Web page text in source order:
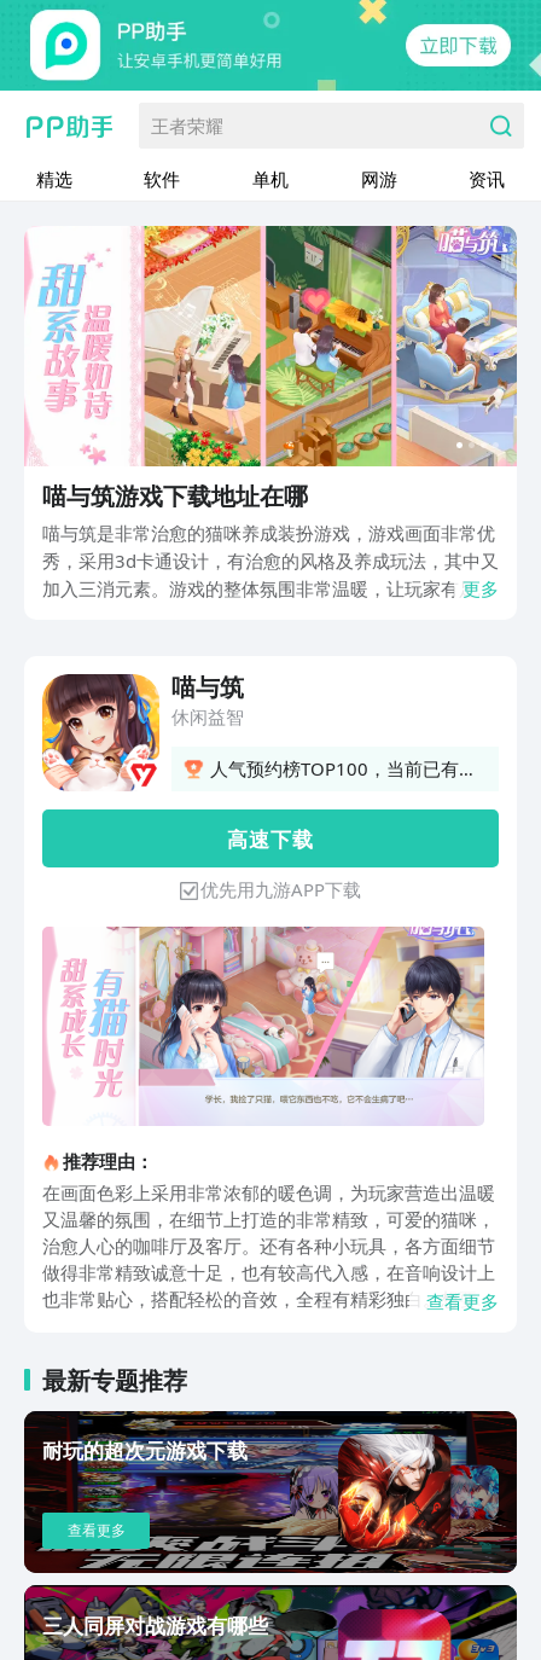
王者荣耀
精选 软件 单机 网游 资讯
喵与筑游戏下载地址在哪
喵与筑是非常治愈的猫咪养成装扮游戏，游戏画面非常优
秀，采用3d卡通设计，有治愈的风格及养成玩法，其中又
加入三消元素。游戏的整体氛围非常温暖，让玩家有足够
元素，玩家可根据相关任务推动故事发展，享受治愈又舒
适的画面及优化模式，接下来为大家分享下载链接。
更多
喵与筑
休闲益智
人气预约榜TOP100，当前已有
高 速 下 载
优先用九游APP下载
推荐理由：
在画面色彩上采用非常浓郁的暖色调，为玩家营造出温暖
又温馨的氛围，在细节上打造的非常精致，可爱的猫咪，
治愈人心的咖啡厅及客厅。还有各种小玩具，各方面细节
做得非常精致诚意十足，也有较高代入感，在音响设计上
也非常贴心，搭配轻松的音效，全程有精彩独白。想要感
功能，每次卖出去玩时，都可以拍照，还会给主人带回惊
喜及礼物。消除玩法，全面升级毛线球、玩具鼠，丰富多
彩的内容，每次通关时都有不同的感受，不同的挑战及体
验。上方关于喵与筑游戏下载地址在哪的相关内容就为大
家介绍到这里，当前治愈人心的猫咪游戏特别丰富，以上
推荐的这款案有着清新舒适的画风，可与可爱的猫咪互
动，还有主题装扮等多种模式，值得选择。
查看更多
最新专题推荐
耐玩的超次元游戏下载
查看更多
三人同屏对战游戏有哪些